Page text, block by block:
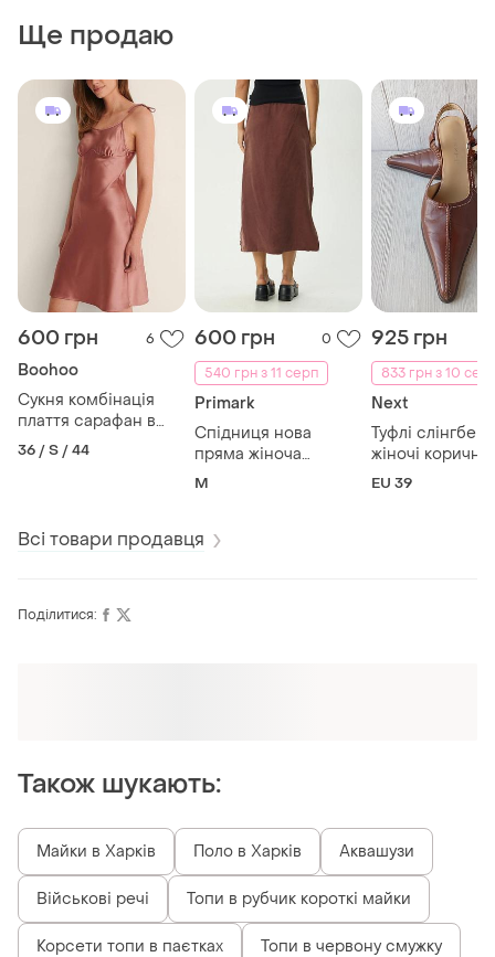
Ще продаю
600 грн 6
Boohoo
Сукня комбінація
плаття сарафан в
білизняному стилі
новий
36 / S / 44
600 грн
0
540 грн з 11 серп
Primark
Спідниця нова
пряма жіноча
коричнева
M
925 грн
833 грн з 10
Next
Туфлі слінгбеки
жіночі
EU 39
Всі товари продавця
Поділитися:
Також шукають: